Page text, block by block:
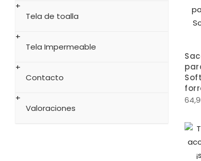
Tela de toalla
Tela Impermeable
Contacto
Valoraciones